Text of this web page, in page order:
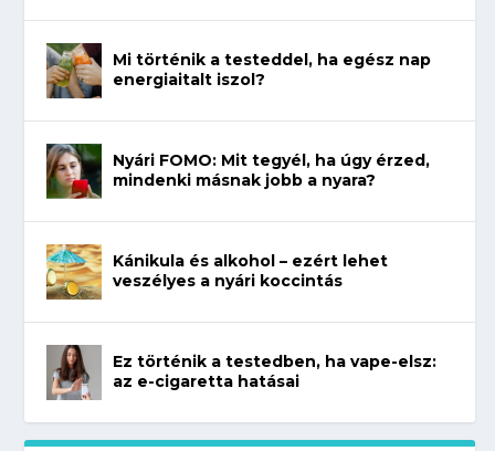
Mi történik a testeddel, ha egész nap
energiaitalt iszol?
Nyári FOMO: Mit tegyél, ha úgy érzed,
mindenki másnak jobb a nyara?
Kánikula és alkohol – ezért lehet
veszélyes a nyári koccintás
Ez történik a testedben, ha vape-elsz:
az e-cigaretta hatásai